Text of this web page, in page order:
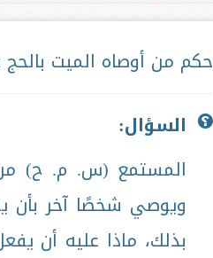
حكم من أوصاه الميت
السؤال:
المستمع (س. م. ح) من
ويوصي شخصًا آخر بأن
بذلك، ماذا عليه أن